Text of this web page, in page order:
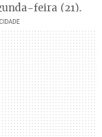
feira (21).